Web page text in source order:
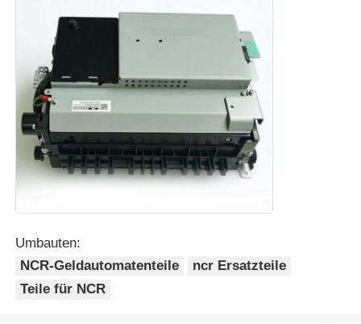
Umbauten:
NCR-Geldautomatenteile
ncr Ersatzteile
Teile für NCR